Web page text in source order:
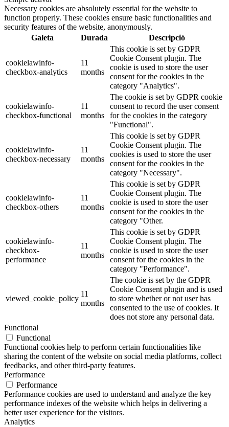
Necessary cookies are absolutely essential for the website to
function properly. These cookies ensure basic functionalities and
security features of the website, anonymously.
Galeta
Durada Descripció
cookielawinfo-
checkbox-analytics
11
months
This cookie is set by GDPR
Cookie Consent plugin. The
cookie is used to store the user
consent for the cookies in the
category "Analytics".
cookielawinfo-
checkbox-functional
11
months
The cookie is set by GDPR cookie
consent to record the user consent
for the cookies in the category
"Functional".
cookielawinfo-
checkbox-necessary
11
months
This cookie is set by GDPR
Cookie Consent plugin. The
cookies is used to store the user
consent for the cookies in the
category "Necessary".
cookielawinfo-
checkbox-others
11
months
This cookie is set by GDPR
Cookie Consent plugin. The
cookie is used to store the user
consent for the cookies in the
category "Other.
cookielawinfo-
checkbox-
performance
11
months
This cookie is set by GDPR
Cookie Consent plugin. The
cookie is used to store the user
consent for the cookies in the
category "Performance".
viewed_cookie_policy
11
months
The cookie is set by the GDPR
Cookie Consent plugin and is used
to store whether or not user has
consented to the use of cookies. It
does not store any personal data.
Functional
Functional
Functional cookies help to perform certain functionalities like
sharing the content of the website on social media platforms, collect
feedbacks, and other third-party features.
Performance
Performance
Performance cookies are used to understand and analyze the key
performance indexes of the website which helps in delivering a
better user experience for the visitors.
Analytics